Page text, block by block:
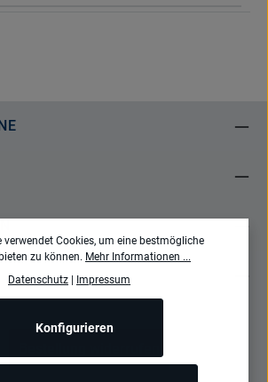
verwendet Cookies, um eine bestmögliche
zu können. Mehr Informationen ...
Datenschutz
Impressum
Konfigurieren